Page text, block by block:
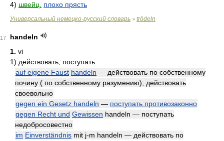
4) швейц. плохо прясть
Универсальный немецко-русский словарь > trödeln
17
handeln
1. vi
1) действовать, поступать
auf eigene Faust handeln — действовать по собственному
почину ( по собственному разумению); действовать
своевольно
gegen ein Gesetz handeln — поступать противозаконно
gegen Recht und Gewissen handeln — поступать
недобросовестно
im Einverständnis mit j-m handeln — действовать по